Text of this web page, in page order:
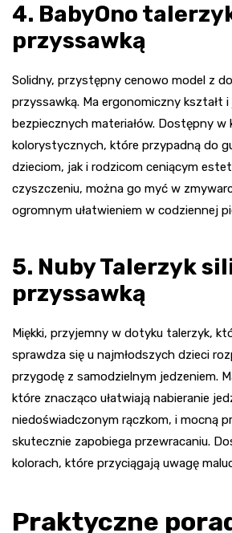
4. BabyOno
przyssawką
Solidny, przystępny cenowo model z
przyssawką. Ma ergonomiczny kształt
bezpiecznych materiałów. Dostępny w
kolorystycznych, które przypadną do
dzieciom, jak i rodzicom ceniącym
czyszczeniu, można go myć w
ogromnym ułatwieniem w codziennej
5. Nuby Talerzyk
przyssawką
Miękki, przyjemny w dotyku talerzyk,
sprawdza się u najmłodszych dzieci
przygodę z samodzielnym jedzeniem.
które znacząco ułatwiają nabieranie
niedoświadczonym rączkom, i mocną
skutecznie zapobiega przewracaniu.
kolorach, które przyciągają uwagę
Praktyczne